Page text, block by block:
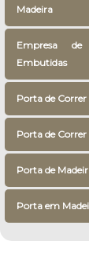
Madeira
Empresa
Embutidas
Porta de Correr
Porta de
Porta de
Porta em